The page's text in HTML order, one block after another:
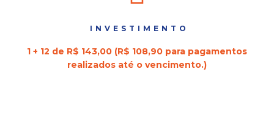
INVESTIMENTO
1 + 12 de R$ 143,00 (R$ 108,90 para pagamentos
realizados até o vencimento.)